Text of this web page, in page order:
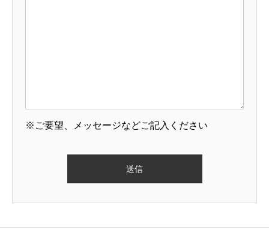
※ご要望、メッセージなどご記入ください